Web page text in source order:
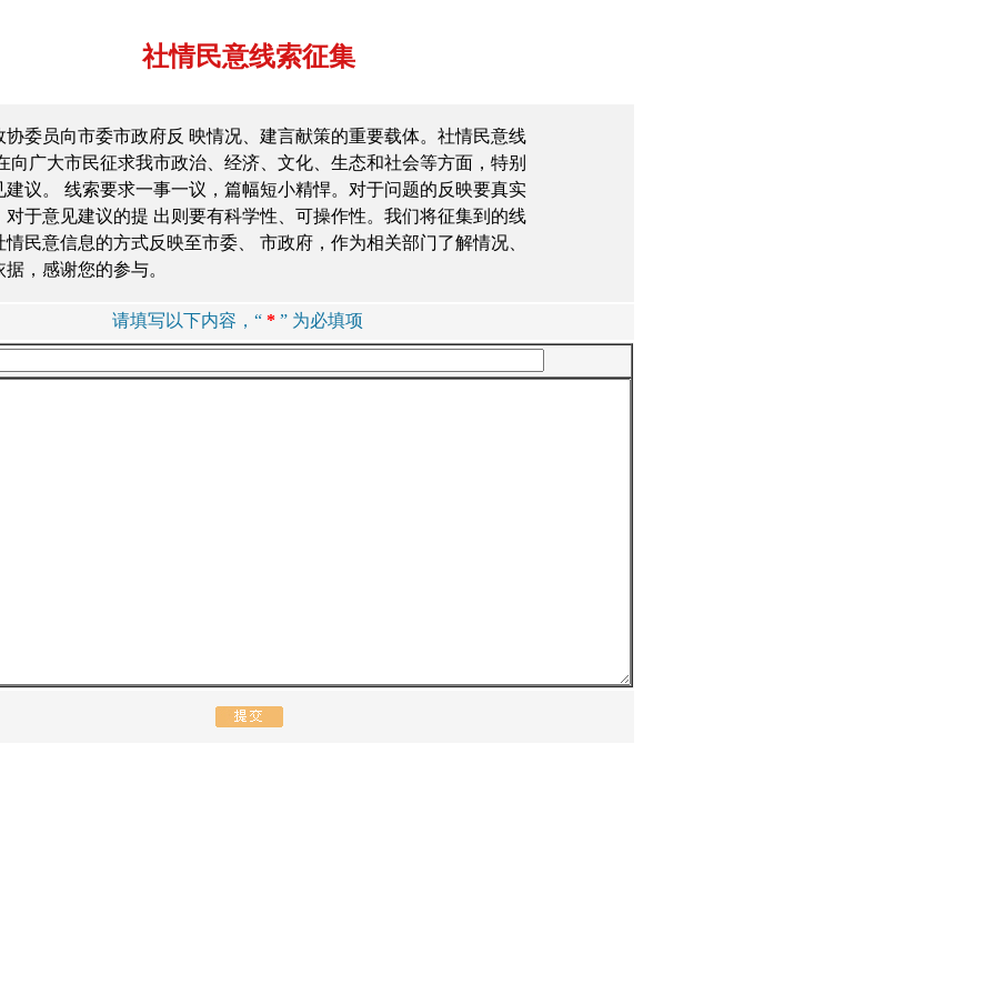
社情民意线索征集
协委员向市委市政府反 映情况、建言献策的重要载体。社情民意线
向广大市民征求我市政治、经济、文化、生态和社会等方面，特别
建议。 线索要求一事一议，篇幅短小精悍。对于问题的反映要真实
对于意见建议的提 出则要有科学性、可操作性。我们将征集到的线
民意信息的方式反映至市委、 市政府，作为相关部门了解情况、
，感谢您的参与。
请填写以下内容，“ * ” 为必填项